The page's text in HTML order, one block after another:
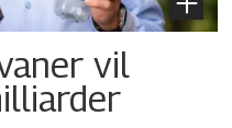
vil